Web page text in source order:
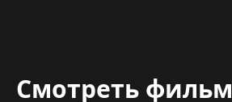
Смотреть фильм